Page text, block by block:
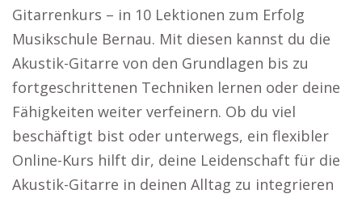
Gitarrenkurs – in 10 Lektionen zum Erfolg
Musikschule Bernau. Mit diesen kannst du die
Akustik-Gitarre von den Grundlagen bis zu
fortgeschrittenen Techniken lernen oder deine
Fähigkeiten weiter verfeinern. Ob du viel
beschäftigt bist oder unterwegs, ein flexibler
Online-Kurs hilft dir, deine Leidenschaft für die
Akustik-Gitarre in deinen Alltag zu integrieren